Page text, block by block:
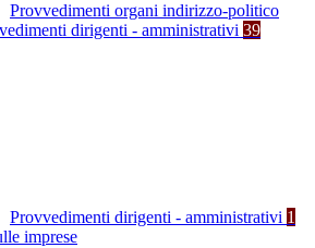
Provvedimenti organi indirizzo-politico
dirigenti - amministrativi 39
Provvedimenti dirigenti - amministrativi 1
imprese